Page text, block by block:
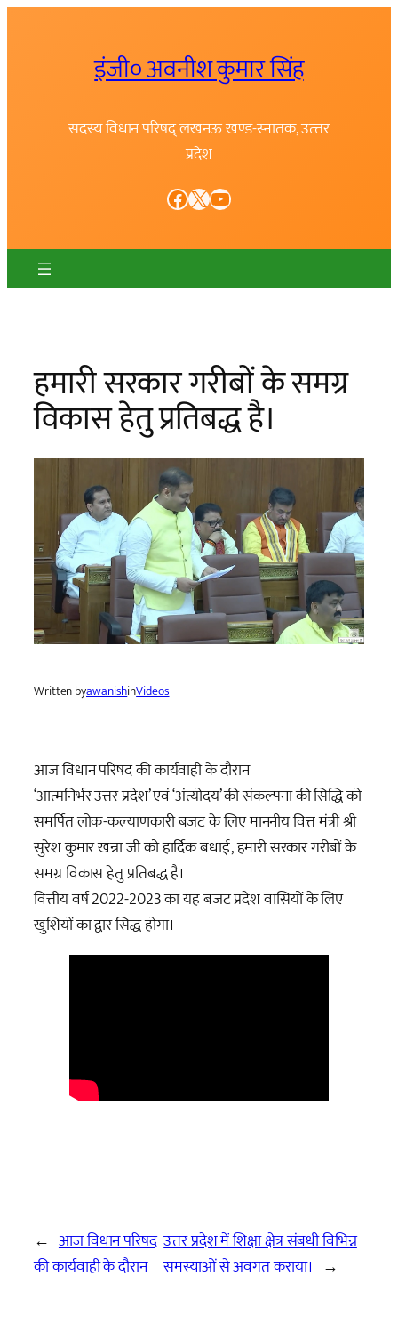
इंजी० अवनीश कुमार सिंह
सदस्य विधान परिषद् लखनऊ खण्ड-स्नातक, उत्त्तर
प्रदेश
Facebook X YouTube
हमारी सरकार गरीबों के समग्र
विकास हेतु प्रतिबद्ध है।
Written byawanishinVideos
आज विधान परिषद की कार्यवाही के दौरान
‘आत्मनिर्भर उत्तर प्रदेश’ एवं ‘अंत्योदय’ की संकल्पना की सिद्धि को
समर्पित लोक-कल्याणकारी बजट के लिए माननीय वित्त मंत्री श्री
सुरेश कुमार खन्ना जी को हार्दिक बधाई, हमारी सरकार गरीबों के
समग्र विकास हेतु प्रतिबद्ध है।
वित्तीय वर्ष 2022-2023 का यह बजट प्रदेश वासियों के लिए
खुशियों का द्वार सिद्ध होगा।
← आज विधान परिषद
की कार्यवाही के दौरान
उत्तर प्रदेश में शिक्षा क्षेत्र संबधी विभिन्न
समस्याओं से अवगत कराया। →